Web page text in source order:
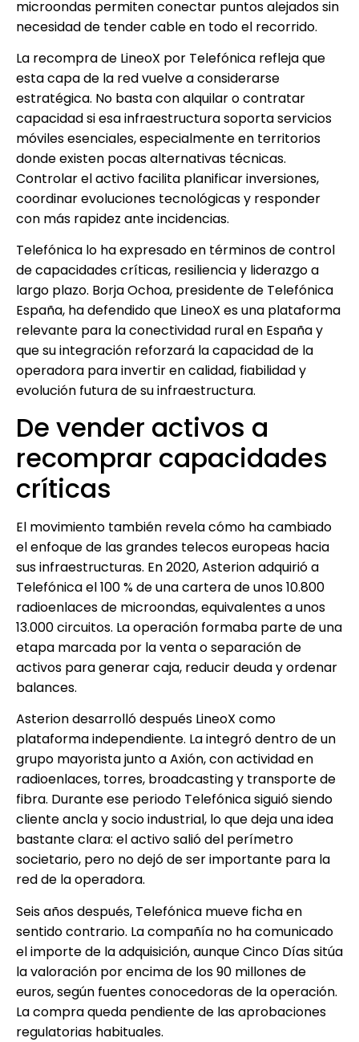
microondas permiten conectar puntos alejados sin
necesidad de tender cable en todo el recorrido.
La recompra de LineoX por Telefónica refleja que
esta capa de la red vuelve a considerarse
estratégica. No basta con alquilar o contratar
capacidad si esa infraestructura soporta servicios
móviles esenciales, especialmente en territorios
donde existen pocas alternativas técnicas.
Controlar el activo facilita planificar inversiones,
coordinar evoluciones tecnológicas y responder
con más rapidez ante incidencias.
Telefónica lo ha expresado en términos de control
de capacidades críticas, resiliencia y liderazgo a
largo plazo. Borja Ochoa, presidente de Telefónica
España, ha defendido que LineoX es una plataforma
relevante para la conectividad rural en España y
que su integración reforzará la capacidad de la
operadora para invertir en calidad, fiabilidad y
evolución futura de su infraestructura.
De vender activos a
recomprar capacidades
críticas
El movimiento también revela cómo ha cambiado
el enfoque de las grandes telecos europeas hacia
sus infraestructuras. En 2020, Asterion adquirió a
Telefónica el 100 % de una cartera de unos 10.800
radioenlaces de microondas, equivalentes a unos
13.000 circuitos. La operación formaba parte de una
etapa marcada por la venta o separación de
activos para generar caja, reducir deuda y ordenar
balances.
Asterion desarrolló después LineoX como
plataforma independiente. La integró dentro de un
grupo mayorista junto a Axión, con actividad en
radioenlaces, torres, broadcasting y transporte de
fibra. Durante ese periodo Telefónica siguió siendo
cliente ancla y socio industrial, lo que deja una idea
bastante clara: el activo salió del perímetro
societario, pero no dejó de ser importante para la
red de la operadora.
Seis años después, Telefónica mueve ficha en
sentido contrario. La compañía no ha comunicado
el importe de la adquisición, aunque Cinco Días sitúa
la valoración por encima de los 90 millones de
euros, según fuentes conocedoras de la operación.
La compra queda pendiente de las aprobaciones
regulatorias habituales.